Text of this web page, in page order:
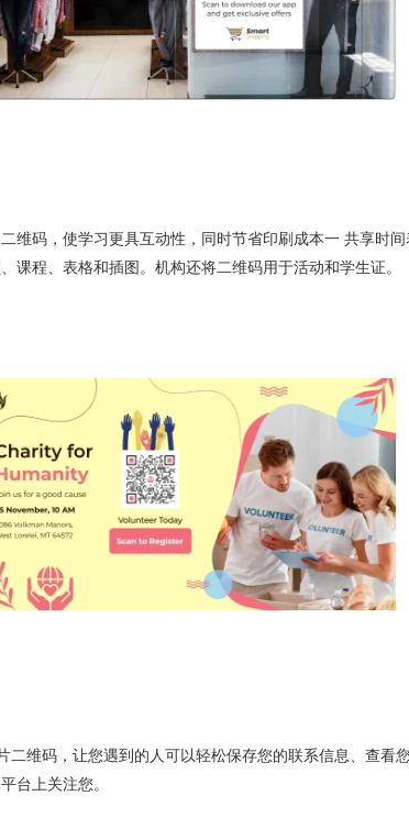
维码，使学习更具互动性，同时节省印刷成本一 共享时
课程、表格和插图。机构还将二维码用于活动和学生证。
二维码，让您遇到的人可以轻松保存您的联系信息、查看
台上关注您。